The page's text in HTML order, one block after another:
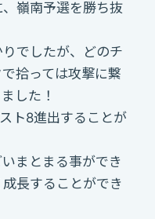
嶺南予選を勝ち抜
でしたが、どのチ
拾っては攻撃に繋
した！
ト8進出することが
まとまる事ができ
長することができ